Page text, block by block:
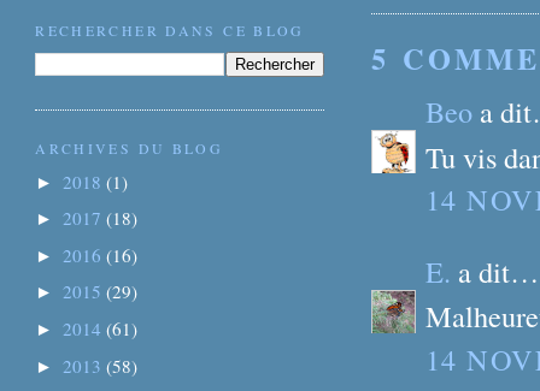
5
Beoa
Tu vis
14
E. a dit…
14
RECHERCHER DANS CE BLOG
ARCHIVES DU BLOG
►2018(1)
►2017(18)
►2016(16)
►2015(29)
►2014(61)
►2013(58)